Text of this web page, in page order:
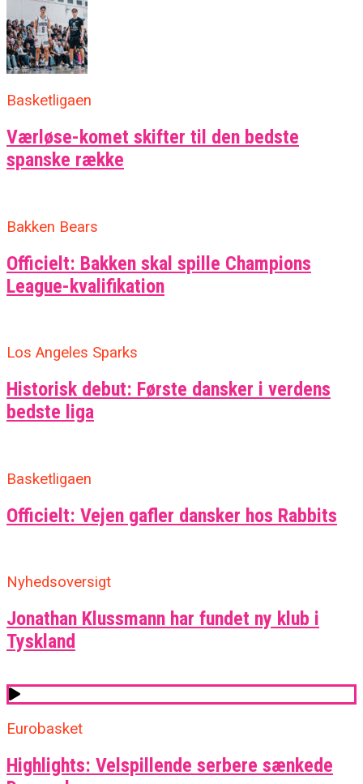
Basketligaen
Værløse-komet skifter til den bedste
spanske række
Bakken Bears
Officielt: Bakken skal spille Champions
League-kvalifikation
Los Angeles Sparks
Historisk debut: Første dansker i verdens
bedste liga
Basketligaen
Officielt: Vejen gafler dansker hos Rabbits
Nyhedsoversigt
Jonathan Klussmann har fundet ny klub i
Tyskland
Eurobasket
Highlights: Velspillende serbere sænkede